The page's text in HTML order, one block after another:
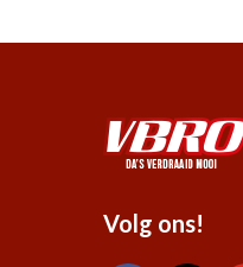
Volg ons!